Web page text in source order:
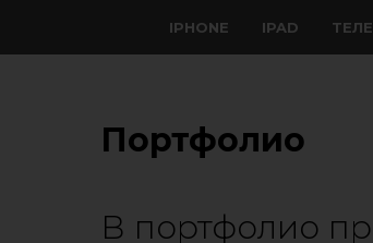
IPHONE IPAD
Портфолио
В портфолио